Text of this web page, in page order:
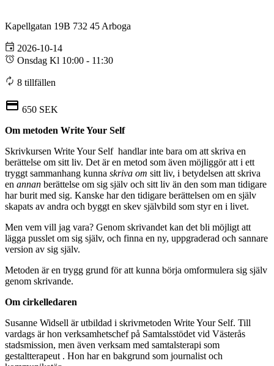
Kapellgatan 19B 732 45 Arboga
2026-10-14
Onsdag Kl 10:00 - 11:30
8 tillfällen
650 SEK
Om metoden Write Your Self
Skrivkursen Write Your Self handlar inte bara om att skriva en
berättelse om sitt liv. Det är en metod som även möjliggör att i ett
tryggt sammanhang kunna skriva om sitt liv, i betydelsen att skriva
en annan berättelse om sig själv och sitt liv än den som man tidigare
har burit med sig. Kanske har den tidigare berättelsen om en själv
skapats av andra och byggt en skev självbild som styr en i livet.
Men vem vill jag vara? Genom skrivandet kan det bli möjligt att
lägga pusslet om sig själv, och finna en ny, uppgraderad och sannare
version av sig själv.
Metoden är en trygg grund för att kunna börja omformulera sig själv
genom skrivande.
Om cirkelledaren
Susanne Widsell är utbildad i skrivmetoden Write Your Self. Till
vardags är hon verksamhetschef på Samtalsstödet vid Västerås
stadsmission, men även verksam med samtalsterapi som
gestaltterapeut . Hon har en bakgrund som journalist och